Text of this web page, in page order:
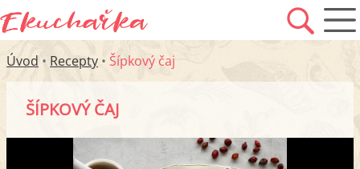
Úvod • Recepty • Šípkový čaj
ŠÍPKOVÝ ČAJ